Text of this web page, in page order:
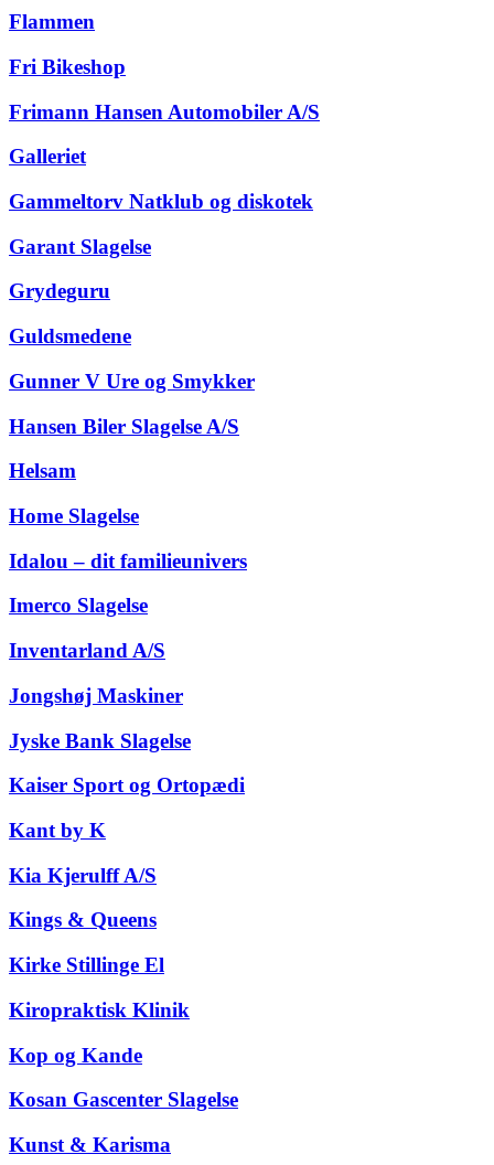
Flammen
Fri Bikeshop
Frimann Hansen Automobiler A/S
Galleriet
Gammeltorv Natklub og diskotek
Garant Slagelse
Grydeguru
Guldsmedene
Gunner V Ure og Smykker
Hansen Biler Slagelse A/S
Helsam
Home Slagelse
Idalou – dit familieunivers
Imerco Slagelse
Inventarland A/S
Jongshøj Maskiner
Jyske Bank Slagelse
Kaiser Sport og Ortopædi
Kant by K
Kia Kjerulff A/S
Kings & Queens
Kirke Stillinge El
Kiropraktisk Klinik
Kop og Kande
Kosan Gascenter Slagelse
Kunst & Karisma